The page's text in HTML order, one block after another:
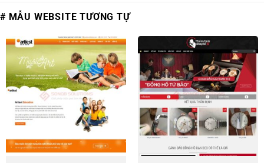
# MẪU WEBSITE TƯƠNG TỰ